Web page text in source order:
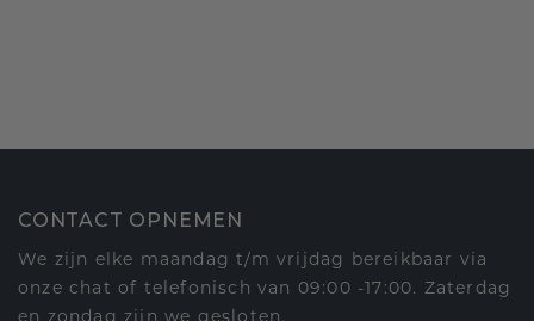
CONTACT OPNEMEN
We zijn elke maandag t/m vrijdag bereikbaar via
onze chat of telefonisch van 09:00 -17:00. Zaterdag
en zondag zijn we gesloten.